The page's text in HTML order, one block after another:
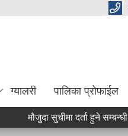
ग्यालरी पालिका प्रोफाईल
मौजुदा सुचीमा दर्ता हुने सम्बन्धी सूचना ।